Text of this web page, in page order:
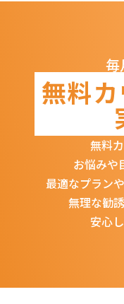
毎
無料
無料
お悩みや
最適なプラン
無理な勧
安心